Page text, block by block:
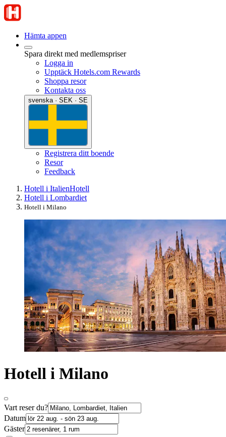
Hämta appen
Spara direkt med medlemspriser
Logga in
Upptäck Hotels.com Rewards
Shoppa resor
Kontakta oss
svenska · SEK · SE
Registrera ditt boende
Resor
Feedback
Hotell i ItalienHotell
Hotell i Lombardiet
Hotell i Milano
Hotell i Milano
Vart reser du?
Datum
Gäster